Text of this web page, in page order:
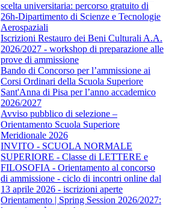
scelta universitaria: percorso gratuito di
26h-Dipartimento di Scienze e Tecnologie
Aerospaziali
Iscrizioni Restauro dei Beni Culturali A.A.
2026/2027 - workshop di preparazione alle
prove di ammissione
Bando di Concorso per l’ammissione ai
Corsi Ordinari della Scuola Superiore
Sant'Anna di Pisa per l’anno accademico
2026/2027
Avviso pubblico di selezione –
Orientamento Scuola Superiore
Meridionale 2026
INVITO - SCUOLA NORMALE
SUPERIORE - Classe di LETTERE e
FILOSOFIA - Orientamento al concorso
di ammissione - ciclo di incontri online dal
13 aprile 2026 - iscrizioni aperte
Orientamento | Spring Session 2026/2027: